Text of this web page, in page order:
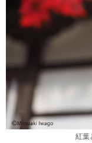
紅葉